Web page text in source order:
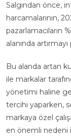
Salgından önce,
harcamalarının,
pazarlamacıların
alanında
Bu alanda artan
ile markalar
yönetimi haline
tercihi yaparken,
markaya özel
en önemli nedeni